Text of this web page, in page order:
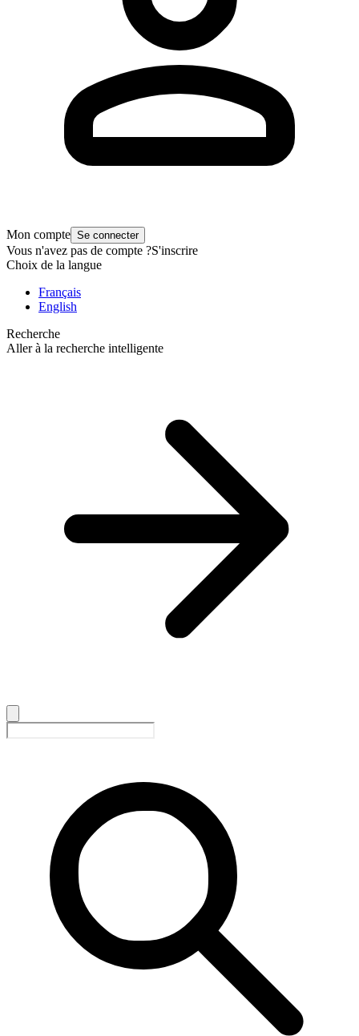
Mon compte Se connecter
Vous n'avez pas de compte ?S'inscrire
Choix de la langue
Français
English
Recherche
Aller à la recherche intelligente